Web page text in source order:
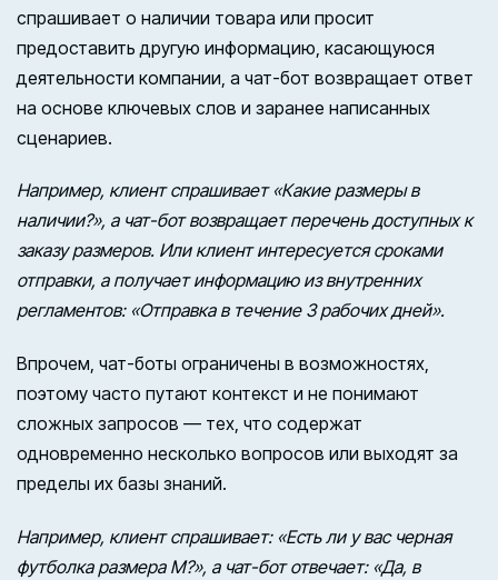
спрашивает о наличии товара или просит
предоставить другую информацию, касающуюся
деятельности компании, а чат-бот возвращает ответ
на основе ключевых слов и заранее написанных
сценариев.
Например, клиент спрашивает «Какие размеры в
наличии?», а чат-бот возвращает перечень доступных к
заказу размеров. Или клиент интересуется сроками
отправки, а получает информацию из внутренних
регламентов: «Отправка в течение 3 рабочих дней».
Впрочем, чат-боты ограничены в возможностях,
поэтому часто путают контекст и не понимают
сложных запросов — тех, что содержат
одновременно несколько вопросов или выходят за
пределы их базы знаний.
Например, клиент спрашивает: «Есть ли у вас черная
футболка размера М?», а чат-бот отвечает: «Да, в